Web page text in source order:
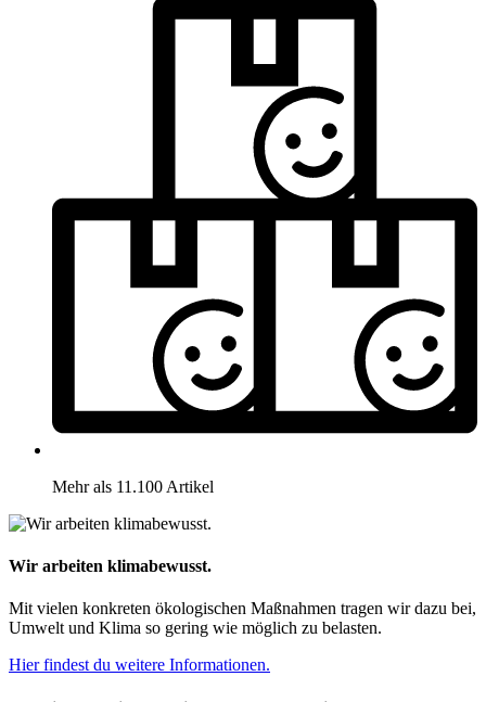
Mehr als 11.100 Artikel
Wir arbeiten klimabewusst.
Mit vielen konkreten ökologischen Maßnahmen tragen wir dazu bei,
Umwelt und Klima so gering wie möglich zu belasten.
Hier findest du weitere Informationen.